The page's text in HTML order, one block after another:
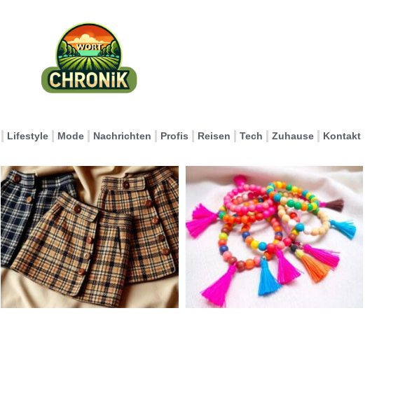
Lifestyle Mode Nachrichten Profis Reisen Tech Zuhause Kontakt